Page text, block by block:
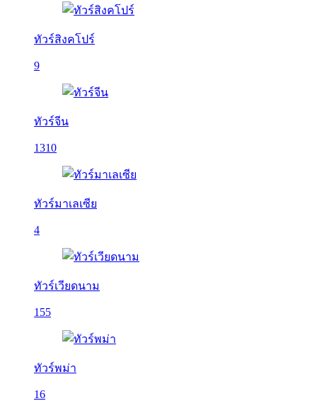
ทัวร์สิงคโปร์
9
ทัวร์จีน
1310
ทัวร์มาเลเซีย
4
ทัวร์เวียดนาม
155
ทัวร์พม่า
16